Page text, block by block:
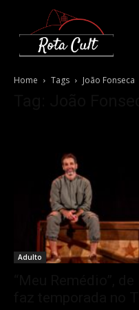
Home Tags João Fonseca
Adulto